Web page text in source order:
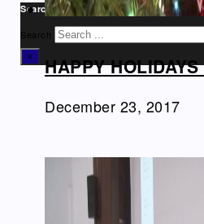
Search site
Search
× HAPPY
December 23, 2017